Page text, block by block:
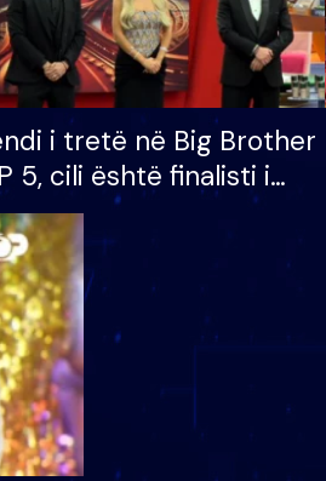
i tretë në Big Brother
5, cili është finalisti i
që lë shtëpinë